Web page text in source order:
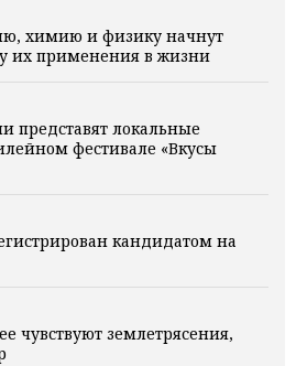
химию и физику начнут
их применения в жизни
представят локальные
фестивале «Вкусы
кандидатом на
чувствуют землетрясения,